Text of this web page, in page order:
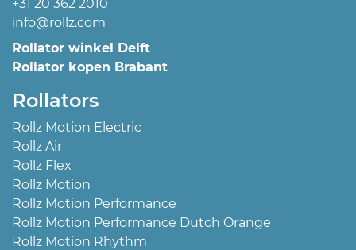
+31 20 362 2010
info@rollz.com
Rollator winkel Delft
Rollator kopen Brabant
Rollators
Rollz Motion Electric
Rollz Air
Rollz Flex
Rollz Motion
Rollz Motion Performance
Rollz Motion Performance Dutch Orange
Rollz Motion Rhythm